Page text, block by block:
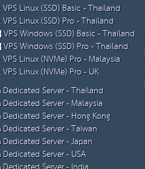
VPS Linux (SSD) Basic - Thailand
VPS Linux (SSD) Pro - Thailand
VPS Windows (SSD) Basic - Thailand
VPS Windows (SSD) Pro - Thailand
VPS Linux (NVMe) Pro - Malaysia
VPS Linux (NVMe) Pro - UK
Dedicated Server - Thailand
Dedicated Server - Malaysia
Dedicated Server - Hong Kong
Dedicated Server - Taiwan
Dedicated Server - Japan
Dedicated Server - USA